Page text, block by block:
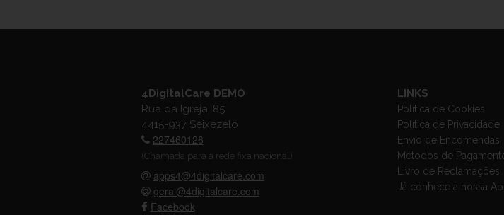
4DigitalCare DEMO
Rua da Igreja, 85
4415-937 Seixezelo
227460126
(Chamada para a rede fixa nacional)
apps4@4digitalcare.com
geral@4digitalcare.com
Facebook
LINKS
Política de Cookies
Política de Privacidade
Envio de Encomendas
Métodos de
Livro de Reclamações
Já conhece a nossa